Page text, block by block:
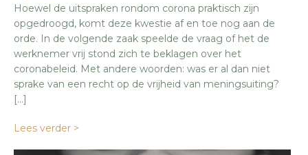
Hoewel de uitspraken rondom corona praktisch zijn
opgedroogd, komt deze kwestie af en toe nog aan de
orde. In de volgende zaak speelde de vraag of het de
werknemer vrij stond zich te beklagen over het
coronabeleid. Met andere woorden: was er al dan niet
sprake van een recht op de vrijheid van meningsuiting?
[…]
Lees verder >